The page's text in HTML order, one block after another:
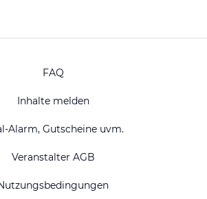
FAQ
Inhalte melden
Alarm, Gutscheine uvm.
Veranstalter AGB